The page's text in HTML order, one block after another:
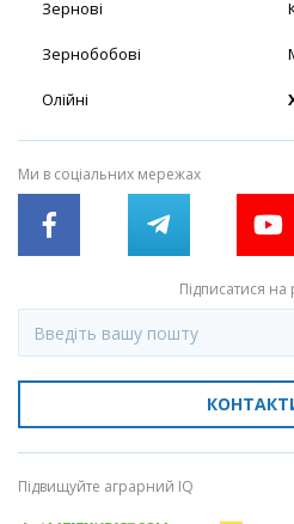
Зернові
Зернобобові
Олійні
Ми в соціальних мережах
Підписатися на
Підвищуйте аграрний IQ